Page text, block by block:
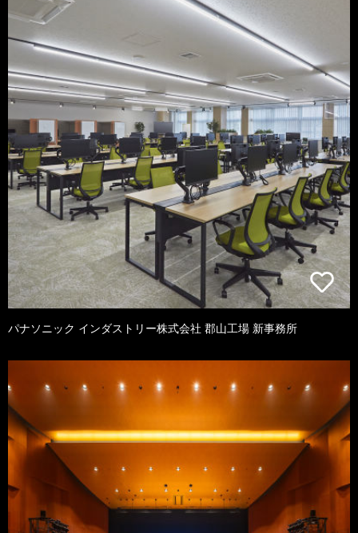
パナソニック インダストリー株式会社 郡山工場 新事務所